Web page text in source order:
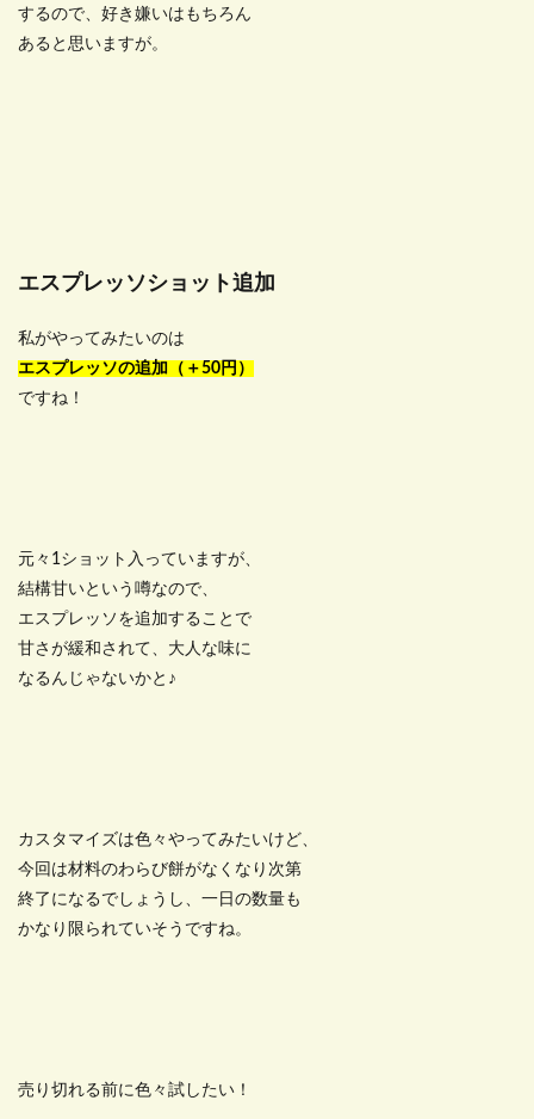
するので、好き嫌いはもちろん
あると思いますが。
エスプレッソショット追加
私がやってみたいのは
エスプレッソの追加（＋50円）
ですね！
元々1ショット入っていますが、
結構甘いという噂なので、
エスプレッソを追加することで
甘さが緩和されて、大人な味に
なるんじゃないかと♪
カスタマイズは色々やってみたいけど、
今回は材料のわらび餅がなくなり次第
終了になるでしょうし、一日の数量も
かなり限られていそうですね。
売り切れる前に色々試したい！